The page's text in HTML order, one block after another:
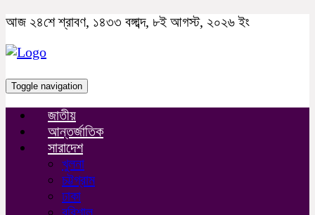
আজ ২৪শে শ্রাবণ, ১৪৩৩ বঙ্গাব্দ, ৮ই আগস্ট, ২০২৬ ইং
Toggle navigation
জাতীয়
আন্তর্জাতিক
সারাদেশ
খুলনা
চট্টগ্রাম
ঢাকা